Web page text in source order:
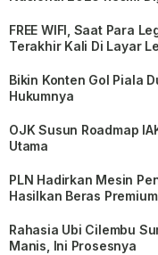
FREE WIFI, Saat Para
Terakhir Kali Di Layar
Bikin Konten Gol Piala
Hukumnya
OJK Susun Roadmap
Utama
PLN Hadirkan Mesin
Hasilkan Beras Premium
Rahasia Ubi Cilembu
Manis, Ini Prosesnya